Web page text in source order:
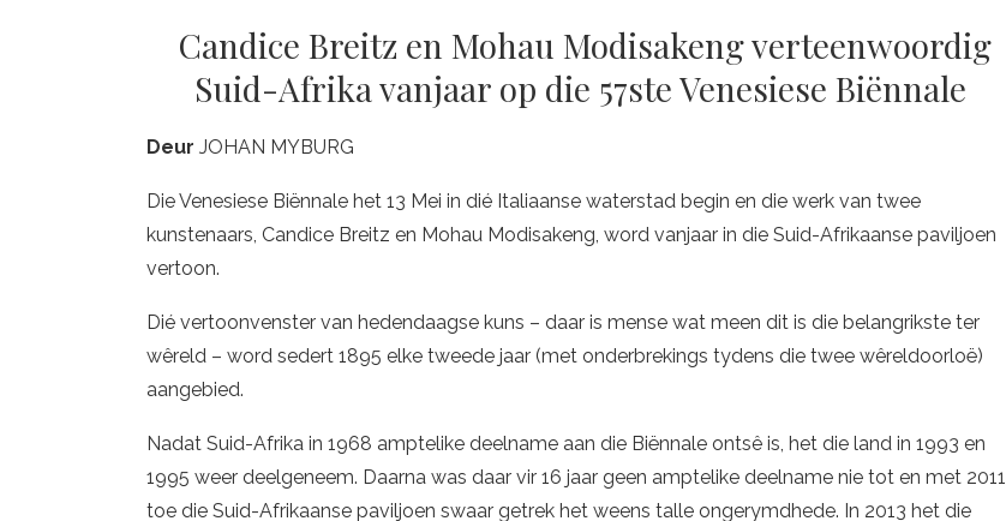
Candice Breitz en Mohau Modisakeng verteenwoordig
Suid-Afrika vanjaar op die 57ste Venesiese Biënnale
Deur JOHAN MYBURG
Die Venesiese Biënnale het 13 Mei in dié Italiaanse waterstad begin en die werk van twee
kunstenaars, Candice Breitz en Mohau Modisakeng, word vanjaar in die Suid-Afrikaanse paviljoen
vertoon.
Dié vertoonvenster van hedendaagse kuns – daar is mense wat meen dit is die belangrikste ter
wêreld – word sedert 1895 elke tweede jaar (met onderbrekings tydens die twee wêreldoorloë)
aangebied.
Nadat Suid-Afrika in 1968 amptelike deelname aan die Biënnale ontsê is, het die land in 1993 en
1995 weer deelgeneem. Daarna was daar vir 16 jaar geen amptelike deelname nie tot en met 2011
toe die Suid-Afrikaanse paviljoen swaar getrek het weens talle ongerymdhede. In 2013 het die